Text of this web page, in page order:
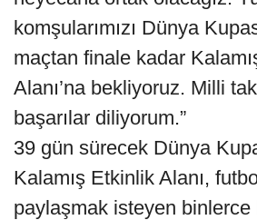
komşularımızı Dünya
maçtan finale kadar
Alanı’na bekliyoruz. Milli
başarılar diliyorum.”
39 gün sürecek Dünya
Kalamış Etkinlik Alanı,
paylaşmak isteyen binlerce